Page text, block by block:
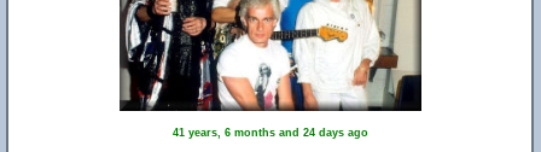
41 years, 6 months and 24 days ago